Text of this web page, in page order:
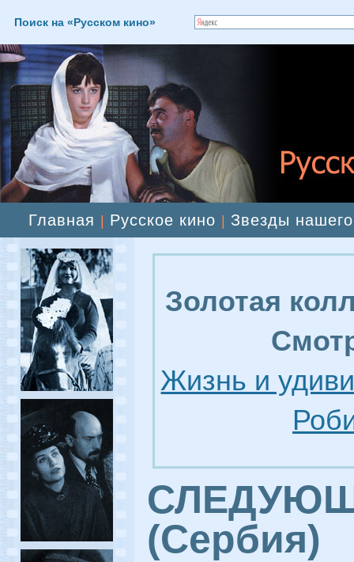
Поиск на «Русском кино»
Главная Русское кино Звезды
Золотая
Жизнь и
(Сербия)